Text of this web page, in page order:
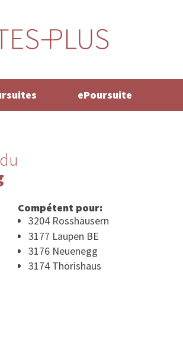
ePoursuite
Compétent pour:
3204 Rosshäusern
3177 Laupen BE
3176 Neuenegg
3174 Thörishaus